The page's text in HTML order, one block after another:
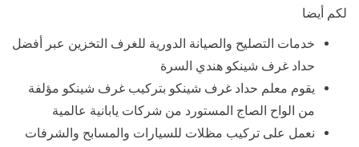
لكم أيضا
خدمات التصليح والصيانة الدورية للغرف التخزين عبر أفضل
حداد غرف شينكو هندي السرة
يقوم معلم حداد غرف شينكو بتركيب غرف شينكو مؤلفة
من الواح الصاج المستورد من شركات يابانية عالمية
نعمل على تركيب مظلات للسيارات والمسابح والشرفات